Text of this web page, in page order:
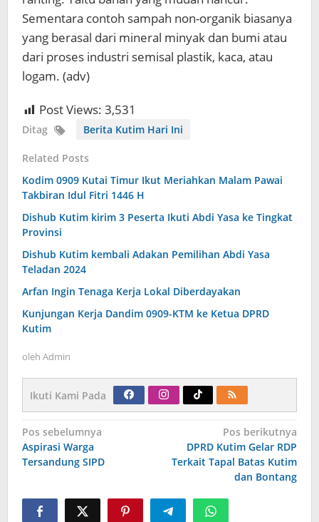
Sementara contoh sampah non-organik biasanya
yang berasal dari mineral minyak dan bumi atau
dari proses industri semisal plastik, kaca, atau
logam. (adv)
Post Views: 3,531
Ditag Berita Kutim Hari Ini
Related Posts
Kodim 0909 Kutai Timur Ikut Meriahkan Malam Pawai
Takbiran Idul Fitri 1446 H
Dishub Kutim kirim 3 Peserta Ikuti Abdi Yasa ke Tingkat
Provinsi
Dishub Kutim kembali Adakan Pemilihan Abdi Yasa
Teladan 2024
Arfan Ingin Tenaga Kerja Lokal Diberdayakan
Kunjungan Kerja Dandim 0909-KTM ke Ketua DPRD
Kutim
oleh Admin
Ikuti Kami Pada
Navigasi
pos
Pos sebelumnya
Aspirasi Warga
Tersandung SIPD
Pos berikutnya
DPRD Kutim Gelar RDP
Terkait Tapal Batas Kutim
dan Bontang